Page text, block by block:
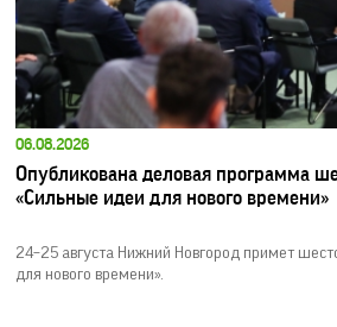
06.08.2026
Опубликована деловая программа
«Сильные идеи для нового времени»
24–25 августа Нижний Новгород примет
для нового времени».